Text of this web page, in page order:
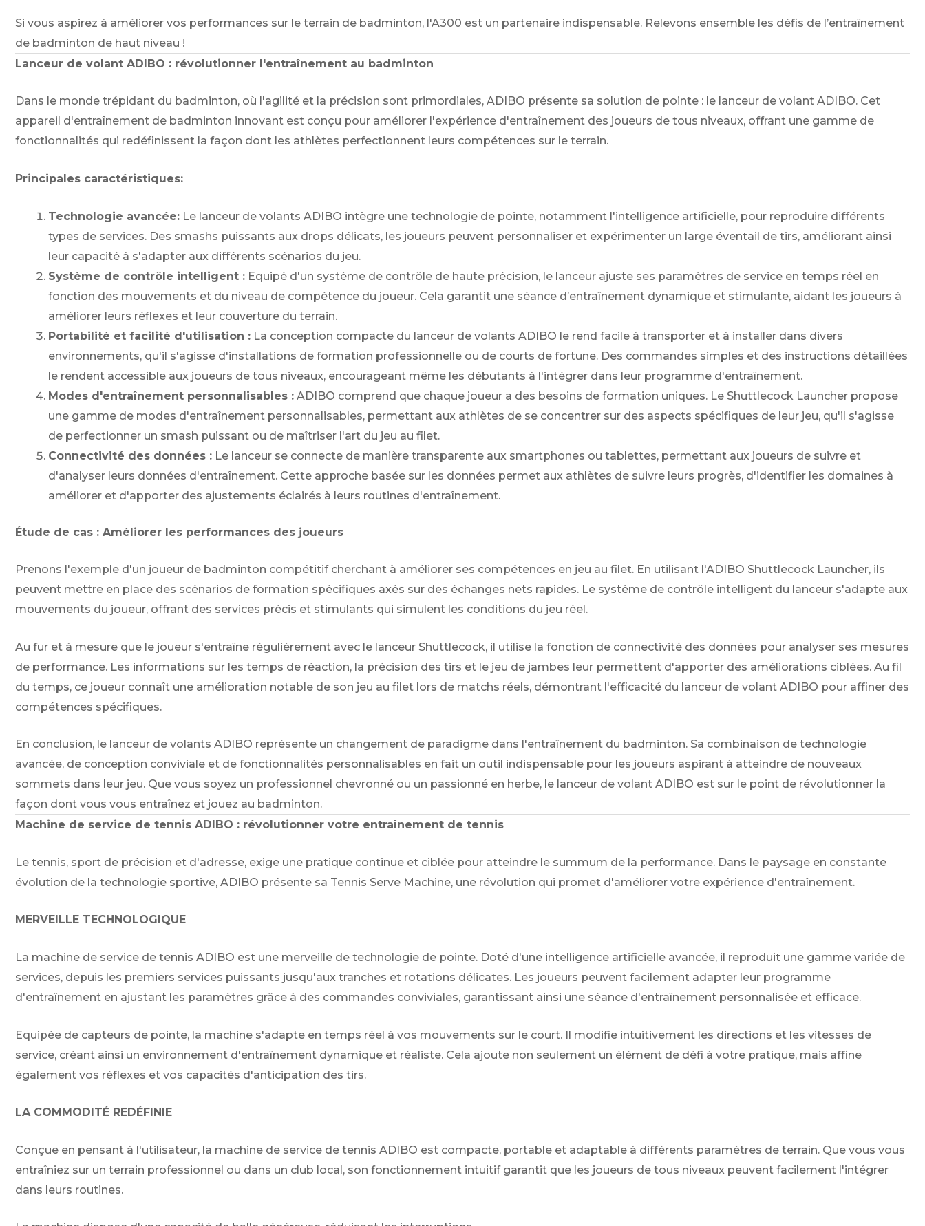
Si vous aspirez à améliorer vos performances sur le terrain de badminton, l'A300 est un partenaire indispensable. Relevons ensemble les défis de l’entraînement
de badminton de haut niveau !
Lanceur de volant ADIBO : révolutionner l'entraînement au badminton
Dans le monde trépidant du badminton, où l'agilité et la précision sont primordiales, ADIBO présente sa solution de pointe : le lanceur de volant ADIBO. Cet
appareil d'entraînement de badminton innovant est conçu pour améliorer l'expérience d'entraînement des joueurs de tous niveaux, offrant une gamme de
fonctionnalités qui redéfinissent la façon dont les athlètes perfectionnent leurs compétences sur le terrain.
Principales caractéristiques:
Technologie avancée: Le lanceur de volants ADIBO intègre une technologie de pointe, notamment l'intelligence artificielle, pour reproduire différents
types de services. Des smashs puissants aux drops délicats, les joueurs peuvent personnaliser et expérimenter un large éventail de tirs, améliorant ainsi
leur capacité à s'adapter aux différents scénarios du jeu.
Système de contrôle intelligent : Equipé d'un système de contrôle de haute précision, le lanceur ajuste ses paramètres de service en temps réel en
fonction des mouvements et du niveau de compétence du joueur. Cela garantit une séance d’entraînement dynamique et stimulante, aidant les joueurs à
améliorer leurs réflexes et leur couverture du terrain.
Portabilité et facilité d'utilisation : La conception compacte du lanceur de volants ADIBO le rend facile à transporter et à installer dans divers
environnements, qu'il s'agisse d'installations de formation professionnelle ou de courts de fortune. Des commandes simples et des instructions détaillées
le rendent accessible aux joueurs de tous niveaux, encourageant même les débutants à l'intégrer dans leur programme d'entraînement.
Modes d'entraînement personnalisables : ADIBO comprend que chaque joueur a des besoins de formation uniques. Le Shuttlecock Launcher propose
une gamme de modes d'entraînement personnalisables, permettant aux athlètes de se concentrer sur des aspects spécifiques de leur jeu, qu'il s'agisse
de perfectionner un smash puissant ou de maîtriser l'art du jeu au filet.
Connectivité des données : Le lanceur se connecte de manière transparente aux smartphones ou tablettes, permettant aux joueurs de suivre et
d'analyser leurs données d'entraînement. Cette approche basée sur les données permet aux athlètes de suivre leurs progrès, d'identifier les domaines à
améliorer et d'apporter des ajustements éclairés à leurs routines d'entraînement.
Étude de cas : Améliorer les performances des joueurs
Prenons l'exemple d'un joueur de badminton compétitif cherchant à améliorer ses compétences en jeu au filet. En utilisant l'ADIBO Shuttlecock Launcher, ils
peuvent mettre en place des scénarios de formation spécifiques axés sur des échanges nets rapides. Le système de contrôle intelligent du lanceur s'adapte aux
mouvements du joueur, offrant des services précis et stimulants qui simulent les conditions du jeu réel.
Au fur et à mesure que le joueur s'entraîne régulièrement avec le lanceur Shuttlecock, il utilise la fonction de connectivité des données pour analyser ses mesures
de performance. Les informations sur les temps de réaction, la précision des tirs et le jeu de jambes leur permettent d'apporter des améliorations ciblées. Au fil
du temps, ce joueur connaît une amélioration notable de son jeu au filet lors de matchs réels, démontrant l'efficacité du lanceur de volant ADIBO pour affiner des
compétences spécifiques.
En conclusion, le lanceur de volants ADIBO représente un changement de paradigme dans l'entraînement du badminton. Sa combinaison de technologie
avancée, de conception conviviale et de fonctionnalités personnalisables en fait un outil indispensable pour les joueurs aspirant à atteindre de nouveaux
sommets dans leur jeu. Que vous soyez un professionnel chevronné ou un passionné en herbe, le lanceur de volant ADIBO est sur le point de révolutionner la
façon dont vous vous entraînez et jouez au badminton.
Machine de service de tennis ADIBO : révolutionner votre entraînement de tennis
Le tennis, sport de précision et d'adresse, exige une pratique continue et ciblée pour atteindre le summum de la performance. Dans le paysage en constante
évolution de la technologie sportive, ADIBO présente sa Tennis Serve Machine, une révolution qui promet d'améliorer votre expérience d'entraînement.
MERVEILLE TECHNOLOGIQUE
La machine de service de tennis ADIBO est une merveille de technologie de pointe. Doté d'une intelligence artificielle avancée, il reproduit une gamme variée de
services, depuis les premiers services puissants jusqu'aux tranches et rotations délicates. Les joueurs peuvent facilement adapter leur programme
d'entraînement en ajustant les paramètres grâce à des commandes conviviales, garantissant ainsi une séance d'entraînement personnalisée et efficace.
Equipée de capteurs de pointe, la machine s'adapte en temps réel à vos mouvements sur le court. Il modifie intuitivement les directions et les vitesses de
service, créant ainsi un environnement d'entraînement dynamique et réaliste. Cela ajoute non seulement un élément de défi à votre pratique, mais affine
également vos réflexes et vos capacités d'anticipation des tirs.
LA COMMODITÉ REDÉFINIE
Conçue en pensant à l'utilisateur, la machine de service de tennis ADIBO est compacte, portable et adaptable à différents paramètres de terrain. Que vous vous
entraîniez sur un terrain professionnel ou dans un club local, son fonctionnement intuitif garantit que les joueurs de tous niveaux peuvent facilement l'intégrer
dans leurs routines.